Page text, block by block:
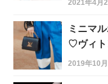
2021年4月
ミニマ
♡ヴィト
2019年10